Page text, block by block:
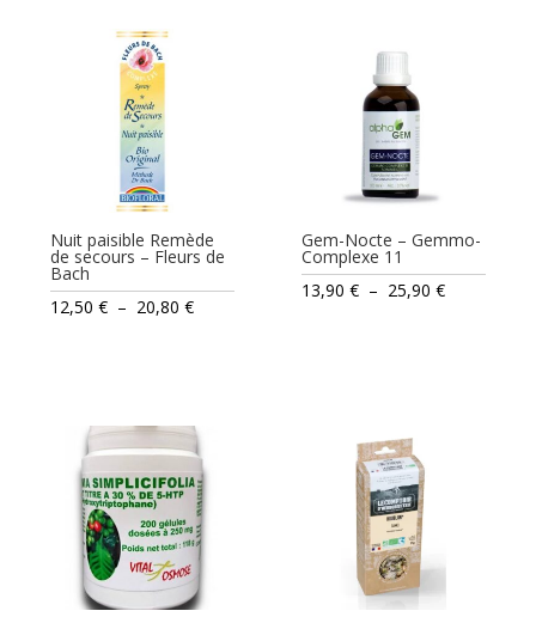
Nuit paisible Remède
de secours – Fleurs de
Bach
12,50€ – 20,80€Plage
à
20,80 €
Gem-Nocte – Gemmo-
Complexe 11
13,90€ – 25,90€Plage